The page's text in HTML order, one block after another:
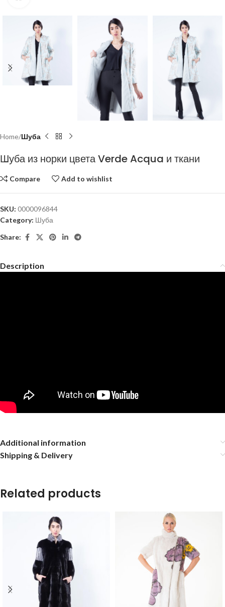
Home Шуба
Шуба из норки цвета Verde Acqua и ткани
Compare Add to wishlist
SKU: 0000096844
Category: Шуба
Share:
Description
Additional information
Shipping & Delivery
Related products